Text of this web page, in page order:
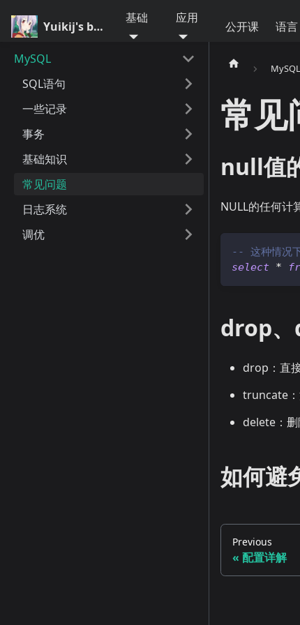
Yuikij's blog
基础 应用
公开课 语言
MySQL
SQL语句
一些记录
事务
基础知识
常见问题
日志系统
调优
MySQL
常见
null值
NULL的任何计
-- 这种情况
select *
drop
drop：直
truncate：
delete：
如何避
Previous
配置详解